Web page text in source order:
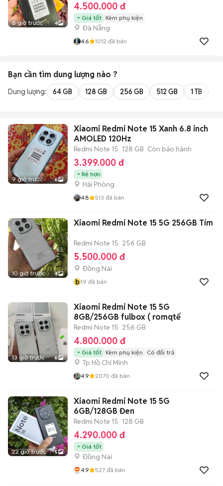
6 giờ trước 4
4.500.000 đ
Giá tốt Kèm phụ kiện
Đà Nẵng
4.6 1012 đã bán
Bạn cần tìm dung lượng nào ?
Dung lượng: 64 GB 128 GB 256 GB 512 GB 1 TB
9 giờ trước 6
Xiaomi Redmi Note 15 Xanh 6.8 inch
AMOLED 120Hz
Redmi Note 15 128 GB Còn bảo hành
3.399.000 đ
Rẻ hơn
Hải Phòng
4.8 513 đã bán
10 giờ trước 4
Xiaomi Redmi Note 15 5G 256GB Tím
Redmi Note 15 256 GB
5.500.000 đ
Đồng Nai
b19 đã bán
13 giờ trước 6
Xiaomi Redmi Note 15 5G
8GB/256GB fulbox ( romqtế
Redmi Note 15 256 GB
4.800.000 đ
Giá tốt Kèm phụ kiện Có đổi trả
Tp Hồ Chí Minh
4.9 2070 đã bán
22 giờ trước 5
Xiaomi Redmi Note 15 5G
6GB/128GB Đen
Redmi Note 15 128 GB
4.290.000 đ
Giá tốt
Đồng Nai
4.9 527 đã bán